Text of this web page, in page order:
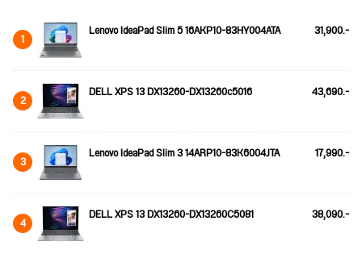
1 Lenovo IdeaPad Slim 5 16AKP10-83HY004ATA 31,900.-
2 DELL XPS 13 DX13260-DX13260c5016 43,690.-
3 Lenovo IdeaPad Slim 3 14ARP10-83K6004JTA 17,990.-
4 DELL XPS 13 DX13260-DX13260C5081 38,090.-